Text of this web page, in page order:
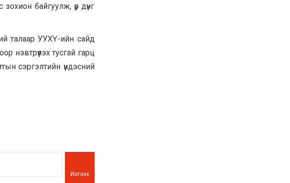
байгуулж, үр дүнг
талаар УУХҮ-ийн сайд
нэвтрүүлэх тусгай гарц
сэргэлтийн үндэсний
Илгээх